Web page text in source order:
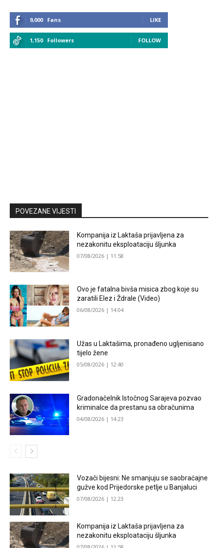
9,000 Fans LIKE
1,150 Followers FOLLOW
POVEZANE VIJESTI
Kompanija iz Laktaša prijavljena za
nezakonitu eksploataciju šljunka
07/08/2026 | 11:58
Ovo je fatalna bivša misica zbog koje su
zaratili Elez i Ždrale (Video)
06/08/2026 | 14:04
Užas u Laktašima, pronađeno ugljenisano
tijelo žene
05/08/2026 | 12:40
Gradonačelnik Istočnog Sarajeva pozvao
kriminalce da prestanu sa obračunima
04/08/2026 | 14:23
Vozači bijesni: Ne smanjuju se saobraćajne
gužve kod Prijedorske petlje u Banjaluci
07/08/2026 | 12:23
Kompanija iz Laktaša prijavljena za
nezakonitu eksploataciju šljunka